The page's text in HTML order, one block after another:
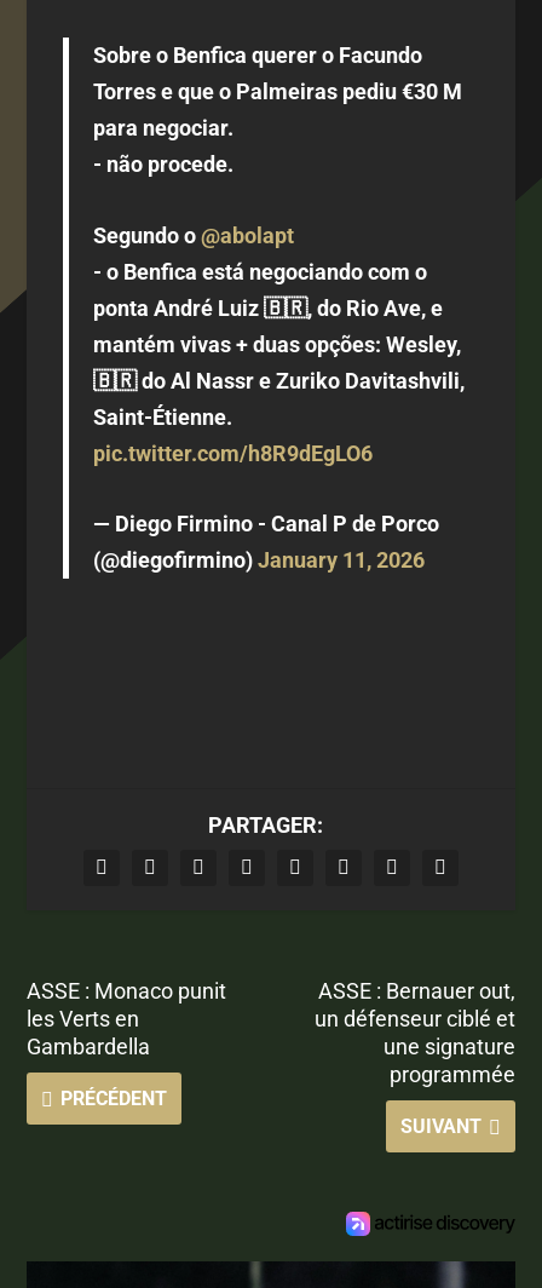
Sobre o Benfica querer o Facundo
Torres e que o Palmeiras pediu €30 M
para negociar.
- não procede.
Segundo o@abolapt
- o Benfica está negociando com o
ponta André Luiz 🇧🇷, do Rio Ave, e
mantém vivas + duas opções: Wesley,
🇧🇷 do Al Nassr e Zuriko Davitashvili,
Saint-Étienne.
pic.twitter.com/h8R9dEgLO6
— Diego Firmino - Canal P de Porco
(@diegofirmino)January 11, 2026
PARTAGER:
ASSE : Monaco punit
les Verts en
Gambardella
PRÉCÉDENT
ASSE : Bernauer out,
un défenseur ciblé et
une signature
programmée
SUIVANT